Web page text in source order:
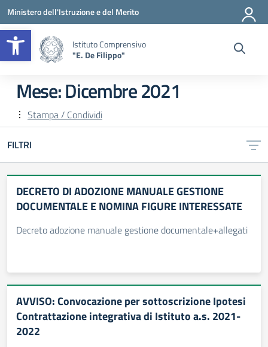
Apri la barra degli strumenti
Vai ai contenuti
Vai al menu di navigazione
Vai al footer
Ministero dell'Istruzione e del Merito
Istituto Comprensivo
"E. De Filippo"
Mese:Dicembre 2021
Stampa / Condividi
FILTRI
DECRETO DI ADOZIONE MANUALE GESTIONE
DOCUMENTALE E NOMINA FIGURE INTERESSATE
Decreto adozione manuale gestione documentale+allegati
AVVISO: Convocazione per sottoscrizione Ipotesi
Contrattazione integrativa di Istituto a.s. 2021-
2022